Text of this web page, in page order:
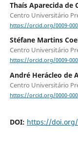
Thaís Aparecida de
Centro Universitário
https://orcid.org/0009-
Stéfane Martins
Centro Universitário
https://orcid.org/0009-
André Herácleo de
Centro Universitário
https://orcid.org/0000-
DOI: https://doi.org/